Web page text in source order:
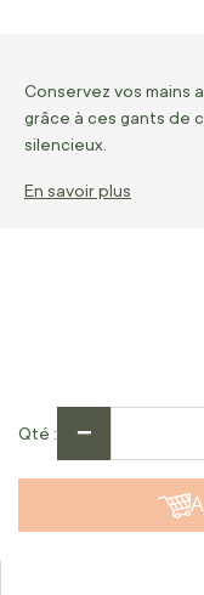
Conservez vos mains
grâce à ces gants de
silencieux.
En savoir plus
Qté −